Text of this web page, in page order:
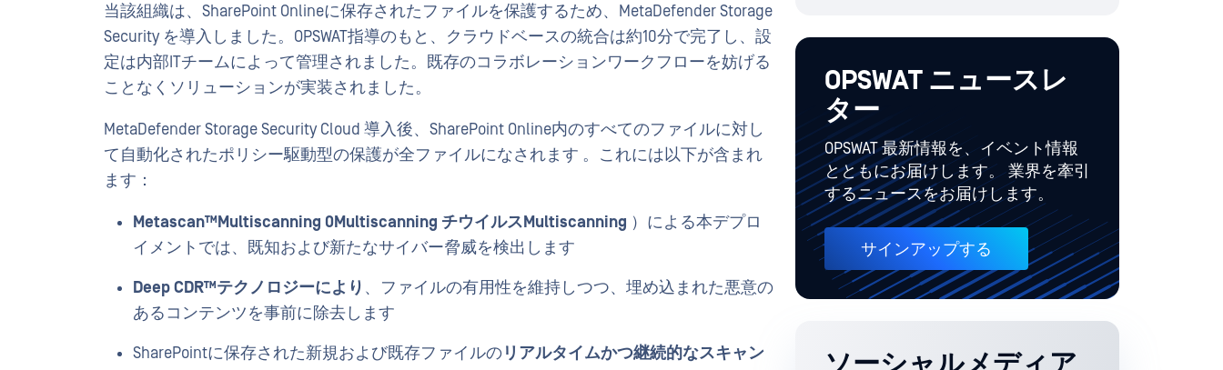
当該組織は、SharePoint Onlineに保存されたファイルを保護するため、MetaDefender Storage
Security を導入しました。OPSWAT指導のもと、クラウドベースの統合は約10分で完了し、設
定は内部ITチームによって管理されました。既存のコラボレーションワークフローを妨げる
ことなくソリューションが実装されました。
MetaDefender Storage Security Cloud 導入後、SharePoint Online内のすべてのファイルに対し
て自動化されたポリシー駆動型の保護が全ファイルになされます 。これには以下が含まれ
ます：
Metascan™Multiscanning 0Multiscanning チウイルスMultiscanning ）による本デプロ
イメントでは、既知および新たなサイバー脅威を検出します
Deep CDR™テクノロジーにより 、ファイルの有用性を維持しつつ、埋め込まれた悪意の
あるコンテンツを事前に除去します
SharePointに保存された新規および既存ファイルのリアルタイムかつ継続的なスキャン
OPSWAT ニュースレ
ター
OPSWAT 最新情報を、イベント情報
とともにお届けします。 業界を牽引
するニュースをお届けします。
サインアップする